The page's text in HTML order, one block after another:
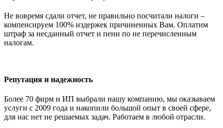
Не вовремя сдали отчет, не правильно посчитали налоги –
компенсируем 100% издержек причиненных Вам. Оплатим
штраф за несданный отчет и пени по не перечисленным
налогам.
Репутация и надежность
Более 70 фирм и ИП выбрали нашу компанию, мы оказываем
услуги с 2009 года и накопили большой опыт в своей сфере,
для нас нет не решаемых задач. Работаем в любой отрасли.